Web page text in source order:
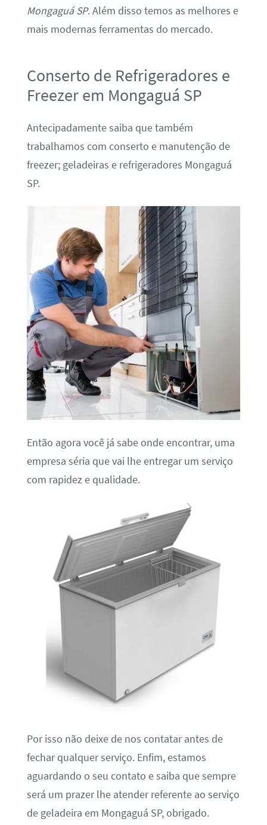
Mongaguá SP. Além disso temos as melhores e
mais modernas ferramentas do mercado.
Conserto de Refrigeradores e
Freezer em Mongaguá SP
Antecipadamente saiba que também
trabalhamos com conserto e manutenção de
freezer; geladeiras e refrigeradores Mongaguá
SP.
Então agora você já sabe onde encontrar, uma
empresa séria que vai lhe entregar um serviço
com rapidez e qualidade.
Por isso não deixe de nos contatar antes de
fechar qualquer serviço. Enfim, estamos
aguardando o seu contato e saiba que sempre
será um prazer lhe atender referente ao serviço
de geladeira em Mongaguá SP, obrigado.